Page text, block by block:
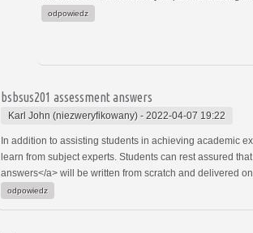
odpowiedz
bsbsus201 assessment answers
Karl John (niezweryfikowany) - 2022-04-07 19:22
In addition to assisting students in achieving academic
learn from subject experts. Students can rest assured
answers</a> will be written from scratch and delivered
odpowiedz